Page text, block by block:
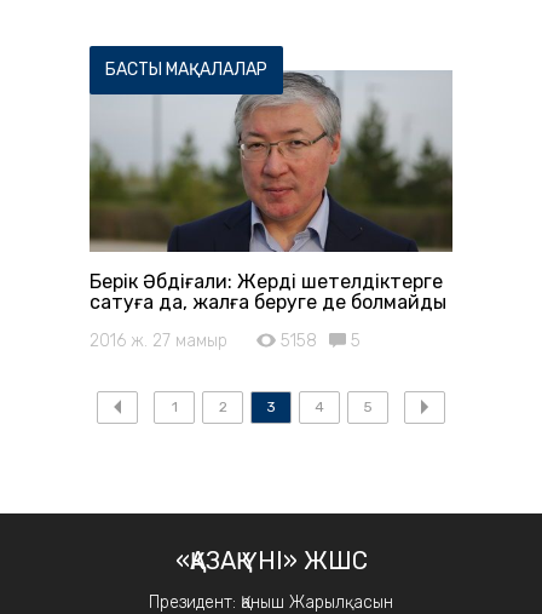
БАСТЫ МАҚАЛАЛАР
Берік Әбдіғали: Жерді шетелдіктерге
сатуға да, жалға беруге де болмайды
2016 ж. 27 мамыр 5158 5
1 2 3 4 5
«ҚАЗАҚ ҮНІ» ЖШС
Президент: Қаныш Жарылқасын